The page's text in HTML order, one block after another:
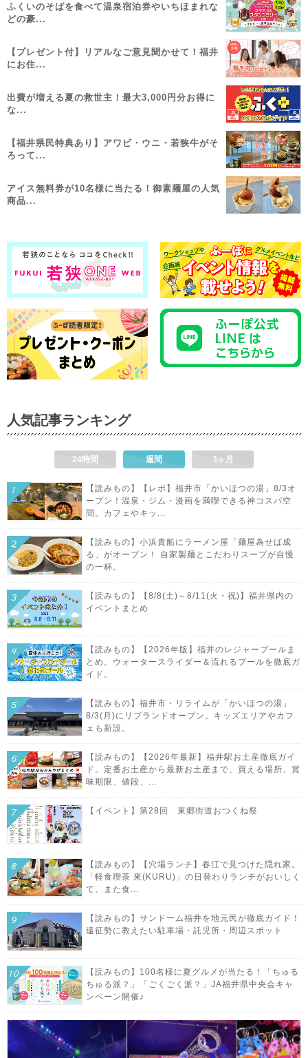
ふくいのそばを食べて温泉宿泊券やいちほまれな
どの豪...
【プレゼント付】リアルなご意見聞かせて！福井
にお住...
出費が増える夏の救世主！最大3,000円分お得に
な...
【福井県民特典あり】アワビ・ウニ・若狭牛がそ
ろって...
アイス無料券が10名様に当たる！御素麺屋の人気
商品...
人気記事ランキング
24時間 週間 3ヶ月
【読みもの】【レポ】福井市「かいほつの湯」8/3オ
ープン！温泉・ジム・漫画を満喫できる神コスパ空
間。カフェやキッ...
【読みもの】小浜貴船にラーメン屋「麺屋為せば成
る」がオープン！ 自家製麺とこだわりスープが自慢
の一杯。
【読みもの】【8/8(土)～8/11(火・祝)】福井県内の
イベントまとめ
【読みもの】【2026年版】福井のレジャープールま
とめ。ウォータースライダー＆流れるプールを徹底ガ
イド。
【読みもの】福井市・リライムが「かいほつの湯」
8/3(月)にリブランドオープン。キッズエリアやカフ
ェも新設。
【読みもの】【2026年最新】福井駅お土産徹底ガイ
ド。定番お土産から最新お土産まで、買える場所、賞
味期限、値段、...
【イベント】第28回 東郷街道おつくね祭
【読みもの】【穴場ランチ】春江で見つけた隠れ家。
「軽食喫茶 來(KURU)」の日替わりランチがおいしく
て、また食...
【読みもの】サンドーム福井を地元民が徹底ガイド！
遠征勢に教えたい駐車場・託児所・周辺スポット
【読みもの】100名様に夏グルメが当たる！「ちゅる
ちゅる派？」「ごくごく派？」JA福井県中央会キャ
ンペーン開催♪